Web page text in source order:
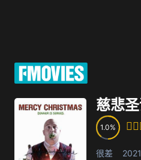
慈悲
1.0
很差